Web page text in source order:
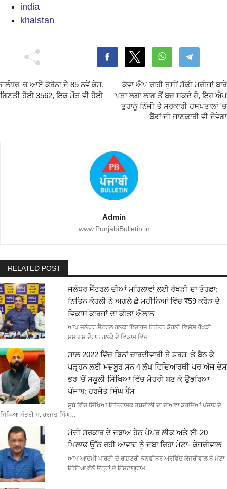
india
khalstan
ਜਲੰਧਰ 'ਚ ਆਏ ਕੋਰੋਨਾ ਦੇ 85 ਨਵੇਂ ਕੇਸ,
ਗਿਣਤੀ ਹੋਈ 3562, ਇਕ ਮੌਤ ਵੀ ਹੋਈ
ਕੋਵਾ ਐਪ ਰਾਹੀ ਤੁਸੀਂ ਸ਼ੱਕੀ ਮਰੀਜ਼ਾਂ ਬਾਰੇ
ਪਤਾ ਲਗਾ ਲਾਗ ਤੋਂ ਬਚ ਸਕਦੇ ਹੋ, ਇਹ ਐਪ
ਤੁਹਾਨੂੰ ਨਿੱਜੀ ਤੇ ਸਰਕਾਰੀ ਹਸਪਤਾਲਾਂ 'ਚ
ਬੈੱਡਾਂ ਦੀ ਜਾਣਕਾਰੀ ਵੀ ਦੇਵੇਗਾ
Admin
www.PunjabiBulletin.in
RELATED POST
ਜਲੰਧਰ ਸੈਂਟਰਲ ਦੀਆਂ ਮਹਿਲਾਵਾਂ ਲਈ ਰੱਖੜੀ ਦਾ ਤੋਹਫ਼ਾ:
ਨਿਤਿਨ ਕੋਹਲੀ ਨੇ ਅਗਲੇ ਛੇ ਮਹੀਨਿਆਂ ਵਿੱਚ ₹59 ਕਰੋੜ ਦੇ
ਵਿਕਾਸ ਕਾਰਜਾਂ ਦਾ ਕੀਤਾ ਐਲਾਨ
ਆਪ ਜਲੰਧਰ ਸੈਂਟਰਲ ਹਲਕਾ ਇੰਚਾਰਜ ਨਿਤਿਨ ਕੋਹਲੀ ਵਿਸ਼ੇਸ਼ ਰੱਖੜੀ
ਸਮਾਗਮ ਦੌਰਾਨ ਹਲਕੇ ਦੇ ਵਿਕਾਸ ਵਿੱਚ…
ਸਾਲ 2022 ਵਿੱਚ ਬਿਨਾਂ ਚਾਰਦੀਵਾਰੀ ਤੇ ਫ਼ਰਸ਼ ‘ਤੇ ਬੈਠ ਕੇ
ਪੜ੍ਹਨ ਲਈ ਮਜ਼ਬੂਰ ਸਨ 4 ਲੱਖ ਵਿਦਿਆਰਥੀ ਪਰ ਅੱਜ ਦੇਸ਼
ਭਰ ‘ਚੋਂ ਸਕੂਲੀ ਸਿੱਖਿਆ ਵਿੱਚ ਮੋਹਰੀ ਬਣ ਕੇ ਉਭਰਿਆ
ਪੰਜਾਬ: ਹਰਜੋਤ ਸਿੰਘ ਬੈਂਸ
ਸੂਬੇ ਵਿੱਚ ਸਿੱਖਿਆ ਇਤਿਹਾਸਕ ਤਬਦੀਲੀ ਦਾ ਦਾਅਵਾ ਕਰਦਿਆਂ ਪੰਜਾਬ ਦੇ
ਸਿੱਖਿਆ ਮੰਤਰੀ ਸ. ਹਰਜੋਤ ਸਿੰਘ…
ਮੋਦੀ ਸਰਕਾਰ ਦੇ ਦਬਾਅ ਹੇਠ ਪੇਪਰ ਲੀਕ ਅਤੇ ਈ-20
ਖ਼ਿਲਾਫ਼ ਉੱਠ ਰਹੀ ਆਵਾਜ਼ ਨੂੰ ਦਬਾ ਰਿਹਾ ਮੇਟਾ- ਕੇਜਰੀਵਾਲ
ਆਮ ਆਦਮੀ ਪਾਰਟੀ ਦੇ ਰਾਸ਼ਟਰੀ ਕਨਵੀਨਰ ਅਰਵਿੰਦ ਕੇਜਰੀਵਾਲ ਨੇ ਮੇਟਾ
ਇੰਡੀਆ ਵੱਲੋਂ ਉਨ੍ਹਾਂ ਦੇ ਇੰਸਟਾਗ੍ਰਾਮ…